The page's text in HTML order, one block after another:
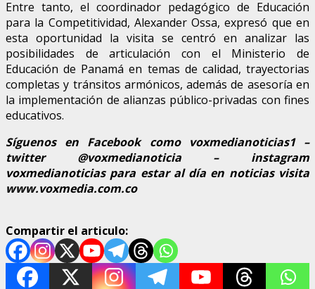
Entre tanto, el coordinador pedagógico de Educación
para la Competitividad, Alexander Ossa, expresó que en
esta oportunidad la visita se centró en analizar las
posibilidades de articulación con el Ministerio de
Educación de Panamá en temas de calidad, trayectorias
completas y tránsitos armónicos, además de asesoría en
la implementación de alianzas público-privadas con fines
educativos.
Síguenos en Facebook como voxmedianoticias1 –
twitter @voxmedianoticia – instagram
voxmedianoticias para estar al día en noticias visita
www.voxmedia.com.co
Compartir el articulo: